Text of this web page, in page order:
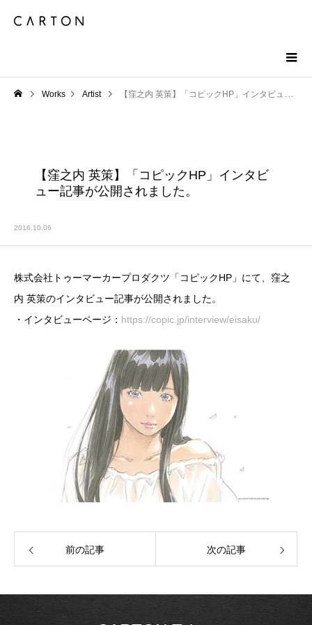
Works Artist 【窪之内 英策】「コピックHP」インタビュー記事が公開されました。
【窪之内 英策】「コピックHP」インタビ
ュー記事が公開されました。
2016.10.06
株式会社トゥーマーカープロダクツ「コピックHP」にて、窪之
内 英策のインタビュー記事が公開されました。
・インタビューページ： https://copic.jp/interview/eisaku/
前の記事 次の記事